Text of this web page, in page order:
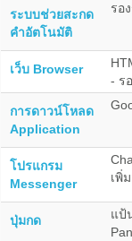
ระบบช่วยสะกด
คำอัตโนมัติ
รอ
เว็บ Browser
- ร
การดาวน์โหลด
Application
โปรแกรม
Messenger
เพิ่
ปุ่มกด
แป้